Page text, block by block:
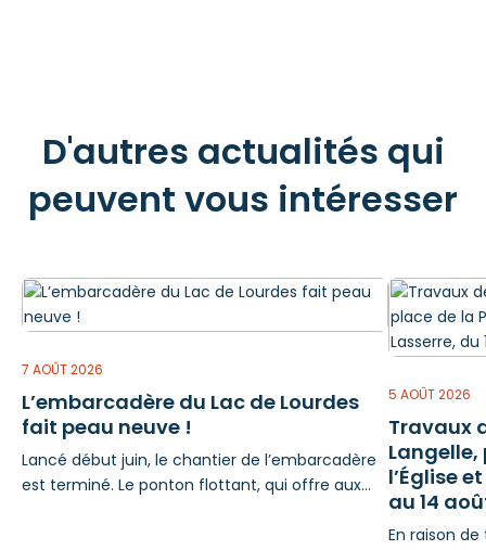
D'autres actualités qui
peuvent vous intéresser
7 AOÛT 2026
L’embarcadère du Lac de Lourdes
fait peau neuve !
Lancé début juin, le chantier de l’embarcadère
est terminé. Le ponton flottant, qui offre aux
5 AOÛT 2026
Travaux
Langelle,
l’Église
au 14
En raison